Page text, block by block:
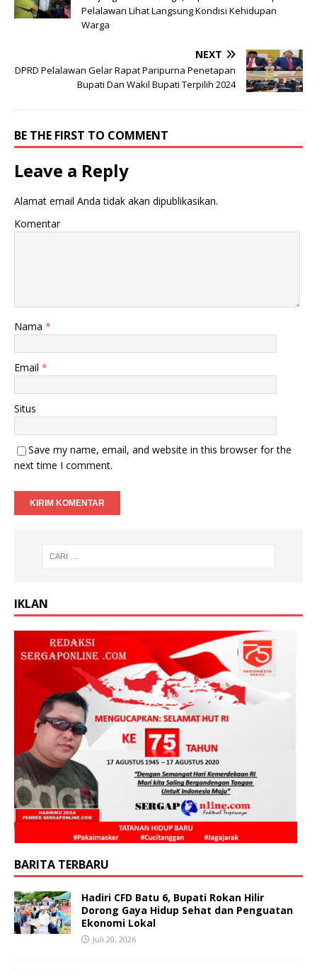
Pelalawan Lihat Langsung Kondisi Kehidupan
Warga
NEXT
DPRD Pelalawan Gelar Rapat Paripurna Penetapan
Bupati Dan Wakil Bupati Terpilih 2024
BE THE FIRST TO COMMENT
Leave a Reply
Alamat email Anda tidak akan dipublikasikan.
Komentar
Nama *
Email *
Situs
Save my name, email, and website in this browser for the
next time I comment.
IKLAN
BARITA TERBARU
Hadiri CFD Batu 6, Bupati Rokan Hilir
Dorong Gaya Hidup Sehat dan Penguatan
Ekonomi Lokal
Juli 20, 2026